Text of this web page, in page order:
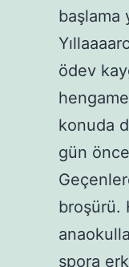
başlama
ödev
konuda
gün
broşürü.
spora